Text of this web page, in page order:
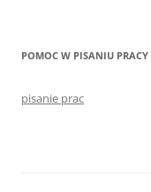
POMOC W PISANIU PRACY
pisanie prac